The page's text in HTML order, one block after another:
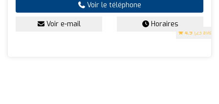
4.9 (23 avis)
Voir le téléphone
Voir e-mail Horaires